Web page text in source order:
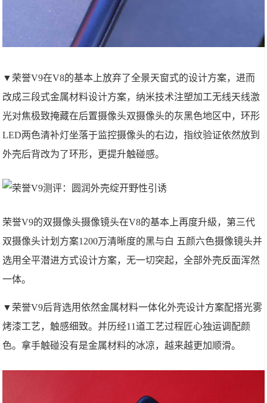
▼荣誉V9在V8的基本上放弃了全景天窗式的设计方案，进而
改成三段式金属材料设计方案，纳米技术注塑加工无线天线激
光对焦极致掩藏在后置摄像头双摄像头的灰黑色地区中，环形
LED两色清补灯坐落于监控摄像头的右边，指纹验证依然放到
外壳后背改为了环形，更提升触碰感。
荣誉V9的双摄像头摄像镜头在V8的基本上再度升級，第三代
双摄像头计划方案1200万清晰度的黑与白 五颜六色摄像镜头并
选用全平潜进方式设计方案，无一切突起，全部外壳反面浑然
一体。
▼荣誉V9后背选用依然金属材料一体化外壳设计方案配搭光雾
烤漆工艺，触感细致。并历经11道工艺过程匠心独运调配颜
色。拿手触碰没有是金属材料的冰凉，越来越更加顺滑。